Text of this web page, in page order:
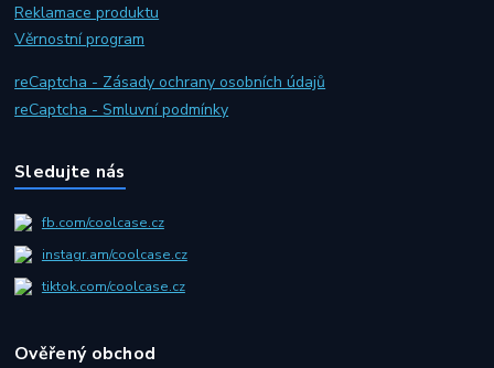
Reklamace produktu
Věrnostní program
reCaptcha - Zásady ochrany osobních údajů
reCaptcha - Smluvní podmínky
Sledujte nás
fb.com/coolcase.cz
instagr.am/coolcase.cz
tiktok.com/coolcase.cz
Ověřený obchod